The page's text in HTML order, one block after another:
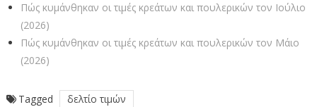
Πώς κυμάνθηκαν οι τιμές κρεάτων και πουλερικών τον Ιούλιο
(2026)
Πώς κυμάνθηκαν οι τιμές κρεάτων και πουλερικών τον Μάιο
(2026)
Tagged
δελτίο τιμών